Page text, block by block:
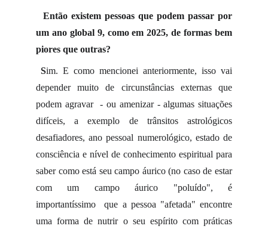
Então existem pessoas que podem passar por
um ano global 9, como em 2025, de formas bem
piores que outras?
Sim. E como mencionei anteriormente, isso vai
depender muito de circunstâncias externas que
podem agravar - ou amenizar - algumas situações
difíceis, a exemplo de trânsitos astrológicos
desafiadores, ano pessoal numerológico, estado de
consciência e nível de conhecimento espiritual para
saber como está seu campo áurico (no caso de estar
com um campo áurico "poluído", é
importantíssimo que a pessoa "afetada" encontre
uma forma de nutrir o seu espírito com práticas